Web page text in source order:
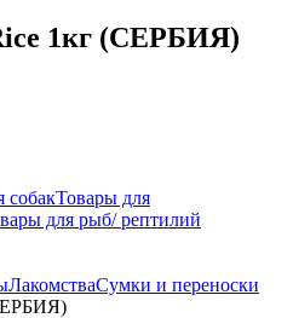
1кг (СЕРБИЯ)
собакТовары для
для рыб/ рептилий
ЛакомстваСумки и переноски